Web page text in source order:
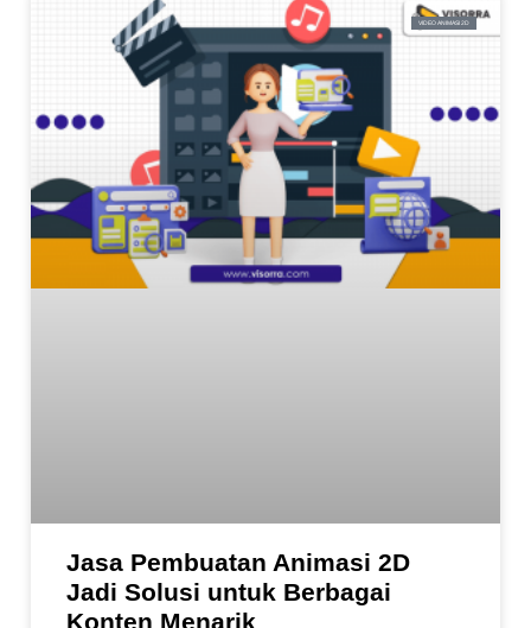
VIDEO ANIMASI 2D
Jasa Pembuatan Animasi 2D
Jadi Solusi untuk Berbagai
Konten Menarik